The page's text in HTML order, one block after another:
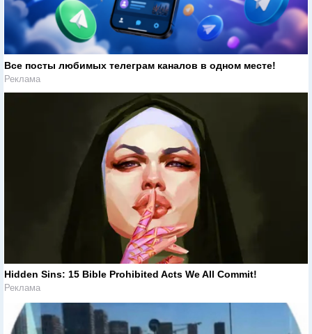
Все посты любимых телеграм каналов в одном месте!
Реклама
Hidden Sins: 15 Bible Prohibited Acts We All Commit!
Реклама